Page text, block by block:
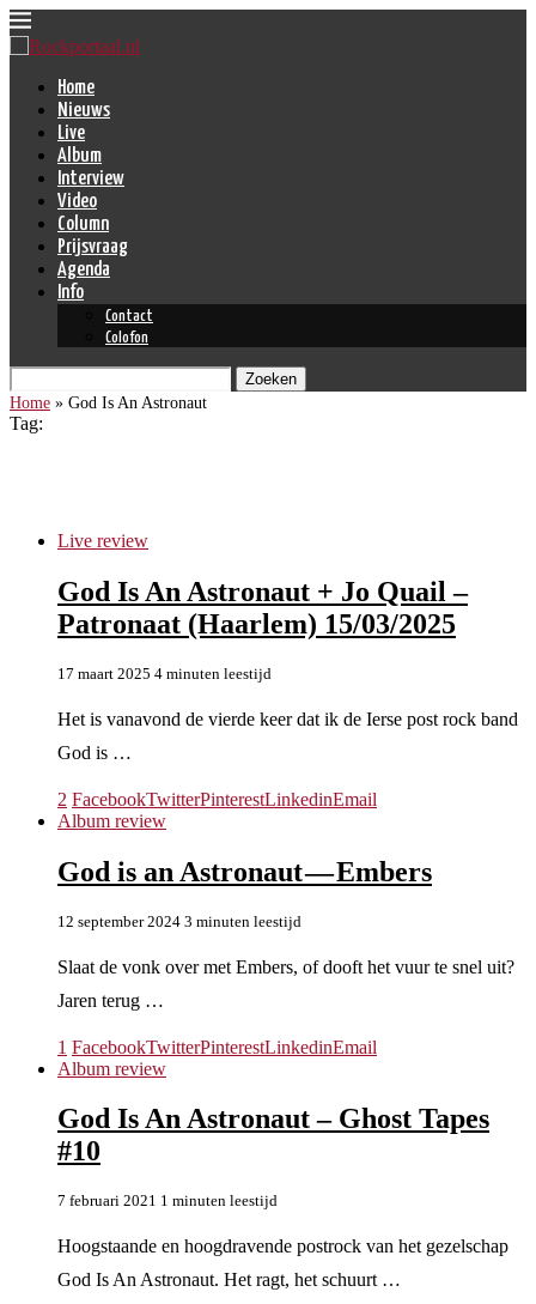
Home
Nieuws
Live
Album
Interview
Video
Column
Prijsvraag
Agenda
Info
Contact
Colofon
Zoeken
Home » God Is An Astronaut
Tag:
Live review
God Is An Astronaut + Jo Quail –
Patronaat (Haarlem) 15/03/2025
17 maart 2025 4 minuten leestijd
Het is vanavond de vierde keer dat ik de Ierse post rock band
God is …
2 FacebookTwitterPinterestLinkedinEmail
Album review
God is an Astronaut — Embers
12 september 2024 3 minuten leestijd
Slaat de vonk over met Embers, of dooft het vuur te snel uit?
Jaren terug …
1 FacebookTwitterPinterestLinkedinEmail
Album review
God Is An Astronaut – Ghost Tapes
#10
7 februari 2021 1 minuten leestijd
Hoogstaande en hoogdravende postrock van het gezelschap
God Is An Astronaut. Het ragt, het schuurt …